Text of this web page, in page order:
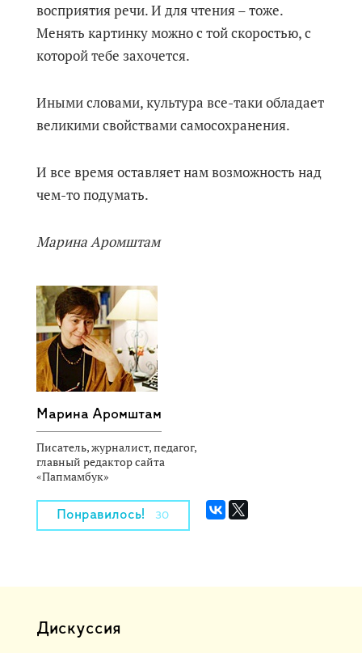
восприятия речи. И для чтения – тоже.
Менять картинку можно с той скоростью, с
которой тебе захочется.
Иными словами, культура все-таки обладает
великими свойствами самосохранения.
И все время оставляет нам возможность над
чем-то подумать.
Марина Аромштам
Марина Аромштам
Писатель, журналист, педагог,
главный редактор сайта
«Папмамбук»
Понравилось! 30
Дискуссия